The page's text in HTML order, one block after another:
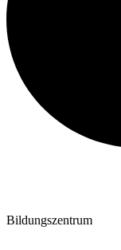
Bildungszentrum